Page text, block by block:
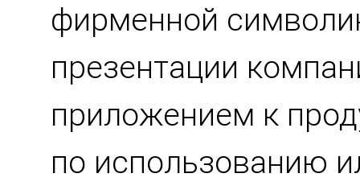
фирменной
презентации
приложением к
по использованию